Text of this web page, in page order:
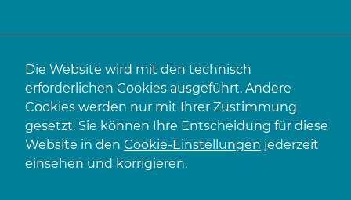
Die Website wird mit den technisch
erforderlichen Cookies ausgeführt. Andere
Cookies werden nur mit Ihrer Zustimmung
gesetzt. Sie können Ihre Entscheidung für diese
Website in den Cookie-Einstellungen jederzeit
einsehen und korrigieren.